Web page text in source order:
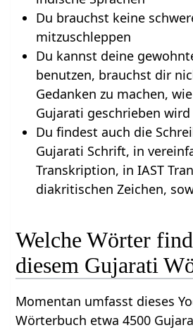
Du brauchst keine
mitzuschleppen
Du kannst deine
benutzen, brauchst dir
Gedanken zu machen,
Gujarati geschrieben wird
Du findest auch die
Gujarati Schrift, in
Transkription, in IAST
diakritischen Zeichen,
Welche Wörter
diesem Gujarati
Momentan umfasst dieses
Wörterbuch etwa 4500